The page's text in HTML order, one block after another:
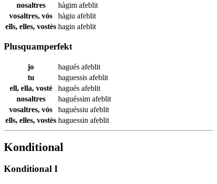
nosaltres
hàgim afeblit
vosaltres, vós
hàgiu afeblit
ells, elles, vostès hagin afeblit
Plusquamperfekt
jo hagués afeblit
tu
haguessis afeblit
ell, ella, vostè
hagués afeblit
nosaltres
haguéssim afeblit
vosaltres, vós
haguéssiu afeblit
ells, elles, vostès haguessin afeblit
Konditional
Konditional I